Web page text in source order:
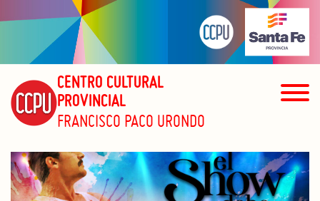
CENTRO CULTURAL
PROVINCIAL
FRANCISCO PACO URONDO